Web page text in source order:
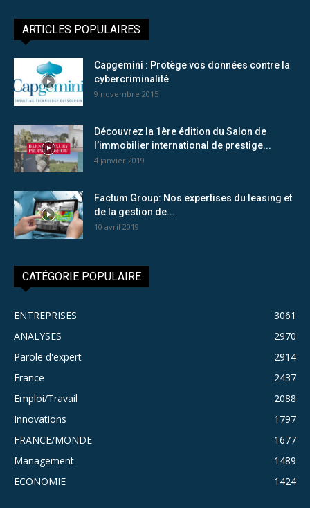
ARTICLES POPULAIRES
Capgemini : Protège vos données contre la
cybercriminalité
9 novembre 2015
Découvrez la 1ère édition du Salon de
l’immobilier international de prestige...
4 janvier 2019
Factum Group: Nos expertises du leasing et
de la gestion de...
10 avril 2019
CATÉGORIE POPULAIRE
ENTREPRISES
3061
ANALYSES
2970
Parole d'expert
2914
France
2437
Emploi/Travail
2088
Innovations
1797
FRANCE/MONDE
1677
Management
1489
ECONOMIE
1424